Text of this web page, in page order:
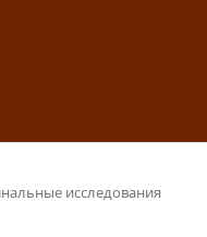
исследования